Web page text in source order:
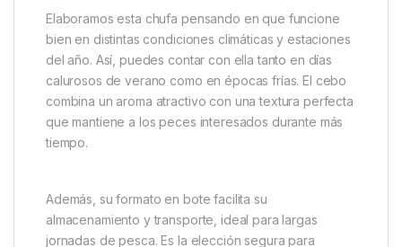
pescadores la prefieren y la recomiendan.
Además, pescadores expertos usan nuestra chufa
en diferentes escenarios con gran éxito. Por
ejemplo, en zonas como Orellana, Horno Tejero,
Guadiana, Ruecas o Sierra Brava. En cada uno de
Elaboramos esta chufa pensando en que funcione